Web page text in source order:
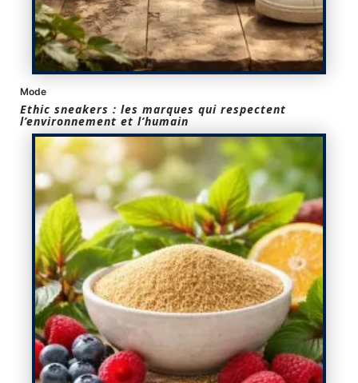
Mode
Ethic sneakers : les marques qui respectent
l’environnement et l’humain